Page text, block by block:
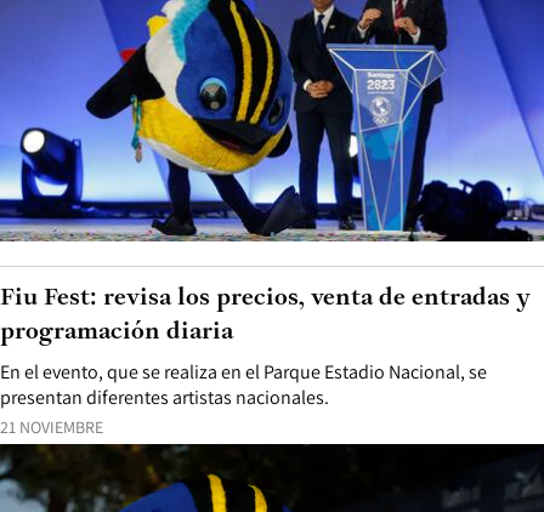
21 NOVIEMBRE
En el evento, que se realiza en el Parque Estadio Nacional, se
presentan diferentes artistas nacionales.
Fiu Fest: revisa los precios, venta de entradas y
programación diaria